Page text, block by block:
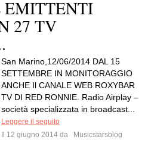
EMITTENTI
27 TV
San Marino,12/06/2014 DAL 15
SETTEMBRE IN MONITORAGGIO
ANCHE Il CANALE WEB ROXYBAR
TV DI RED RONNIE. Radio Airplay –
società specializzata in broadcast...
Leggere il seguito
Il 12 giugno 2014 da
Musicstarsblog